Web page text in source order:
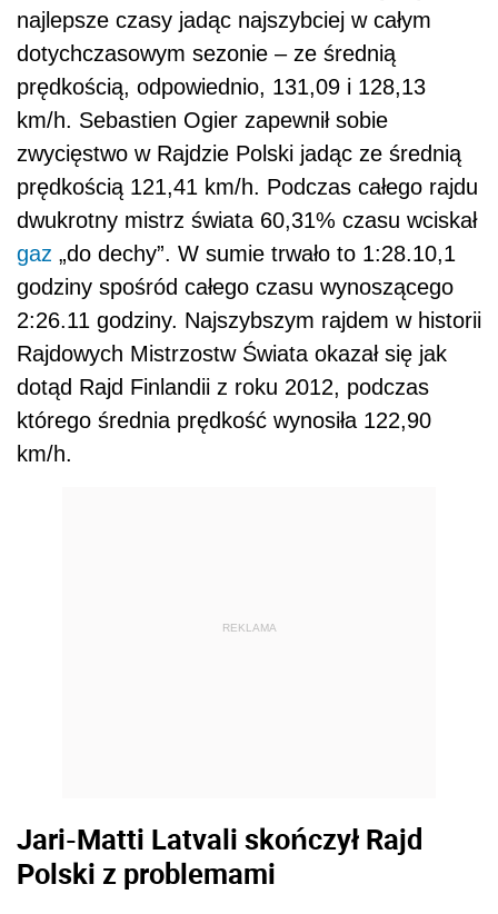
najlepsze czasy jadąc najszybciej w całym
dotychczasowym sezonie – ze średnią
prędkością, odpowiednio, 131,09 i 128,13
km/h. Sebastien Ogier zapewnił sobie
zwycięstwo w Rajdzie Polski jadąc ze średnią
prędkością 121,41 km/h. Podczas całego rajdu
dwukrotny mistrz świata 60,31% czasu wciskał
gaz „do dechy”. W sumie trwało to 1:28.10,1
godziny spośród całego czasu wynoszącego
2:26.11 godziny. Najszybszym rajdem w historii
Rajdowych Mistrzostw Świata okazał się jak
dotąd Rajd Finlandii z roku 2012, podczas
którego średnia prędkość wynosiła 122,90
km/h.
REKLAMA
Jari-Matti Latvali skończył Rajd
Polski z problemami